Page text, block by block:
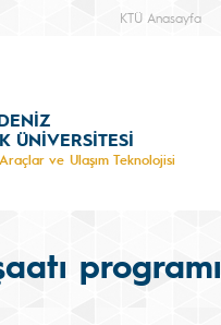
KTÜ Anasayfa
ÜNİVERSİTESİ
ve Ulaşım Teknolojisi
programı